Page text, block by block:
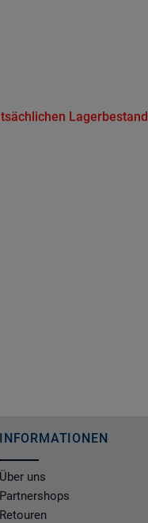
Lagerbestand
INFORMATIONEN
Über uns
Partnershops
Retouren